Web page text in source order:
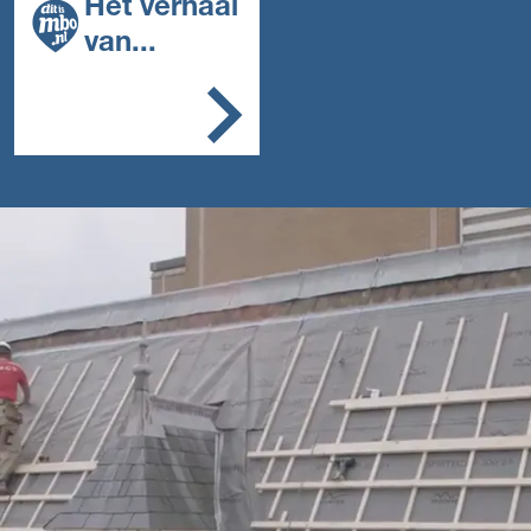
scharnieren, grendels
en deur/raamkrukken
terug
Je controleert je werk
en ruimt weer op.
Het verhaal
van...
Minister
kijkt met
vakwerk
voor de
toekoms
t
Hoe leren studenten die
een bbl-opleiding volgen
in de praktijk? Dat was de
vraag waarmee minister
van Onderwijs, Ingrid van
Engelshoven, op 11